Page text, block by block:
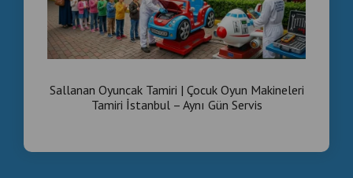
Sallanan Oyuncak Tamiri | Çocuk Oyun Makineleri
Tamiri İstanbul – Aynı Gün Servis